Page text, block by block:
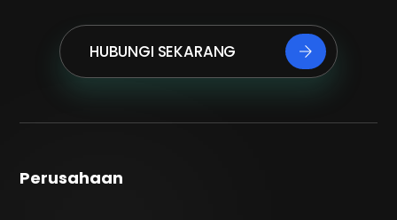
HUBUNGI SEKARANG
Perusahaan